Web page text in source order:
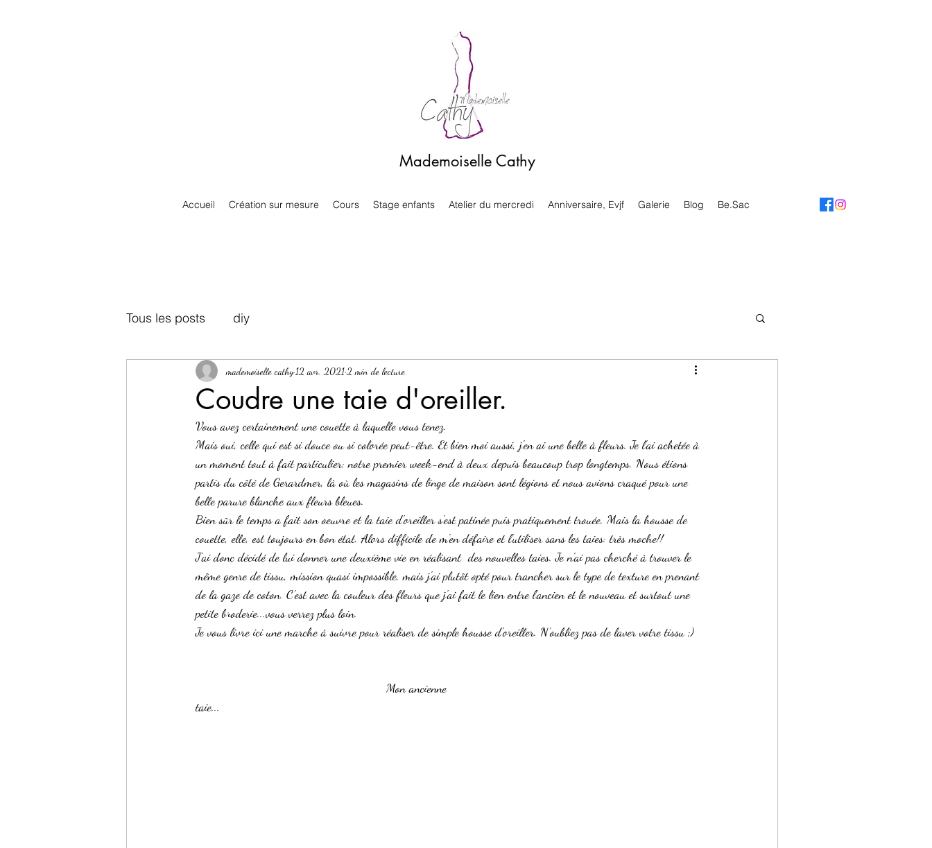
Mademoiselle Cathy
Accueil Création sur mesure Cours Stage enfants Atelier du mercredi Anniversaire, Evjf Galerie Blog Be.Sac
Tous les posts diy
Coudre une taie d'oreiller.
mademoiselle cathy 12 avr. 20212 min de lecture
Vous avez certainement une couette à laquelle vous tenez.
Mais oui, celle qui est si douce ou si colorée peut-être. Et bien moi aussi, j'en ai une belle à fleurs. Je l'ai achetée à
un moment tout à fait particulier: notre premier week-end à deux depuis beaucoup trop longtemps. Nous étions
partis du côté de Gerardmer, là où les magasins de linge de maison sont légions et nous avions craqué pour une
belle parure blanche aux fleurs bleues.
Bien sûr le temps a fait son oeuvre et la taie d'oreiller s'est patinée puis pratiquement trouée. Mais la housse de
couette, elle, est toujours en bon état. Alors difficile de m'en défaire et l'utiliser sans les taies: très moche!!
J'ai donc décidé de lui donner une deuxième vie en réalisant  des nouvelles taies. Je n'ai pas cherché à trouver le
même genre de tissu, mission quasi impossible, mais j'ai plutôt opté pour trancher sur le type de texture en prenant
de la gaze de coton. C'est avec la couleur des fleurs que j'ai fait le lien entre l'ancien et le nouveau et surtout une
petite broderie...vous verrez plus loin.
Je vous livre ici une marche à suivre pour réaliser de simple housse d'oreiller. N'oubliez pas de laver votre tissu ;)
taie...